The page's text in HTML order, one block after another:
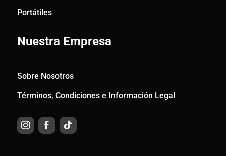
Portátiles
Nuestra Empresa
Sobre Nosotros
Términos, Condiciones e Información Legal